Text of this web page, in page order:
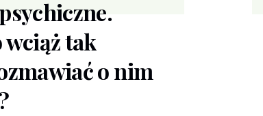
wciąż tak
o nim